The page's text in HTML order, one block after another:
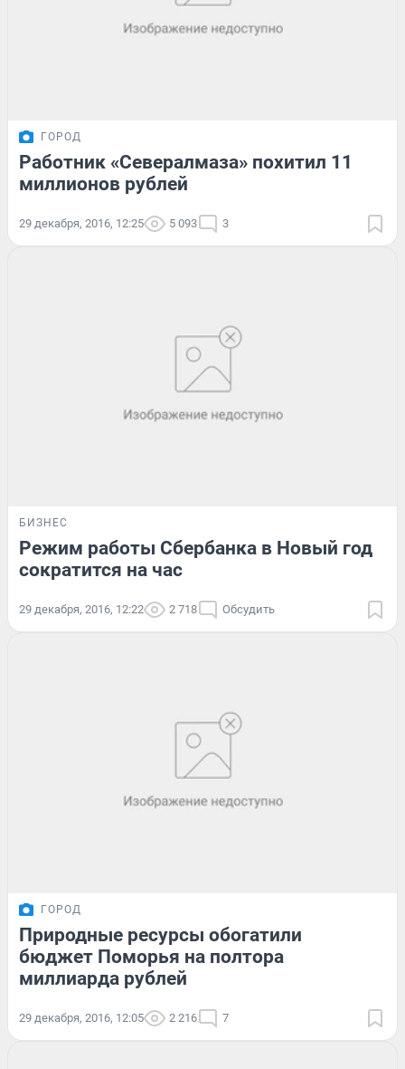
ГОРОД
Работник «Севералмаза» похитил 11
миллионов рублей
29 декабря, 2016, 12:25 5 093 3
БИЗНЕС
Режим работы Сбербанка в Новый год
сократится на час
29 декабря, 2016, 12:22 2 718 Обсудить
ГОРОД
Природные ресурсы обогатили
бюджет Поморья на полтора
миллиарда рублей
29 декабря, 2016, 12:05 2 216 7